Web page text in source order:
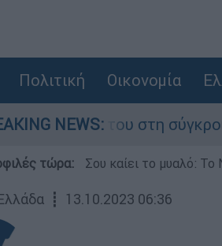
Πολιτική Οικονομία
NEWS:
τη ζωή του στη σύγκρουση
τώρα: Σου καίει το μυαλό:
┋ 13.10.2023 06:36